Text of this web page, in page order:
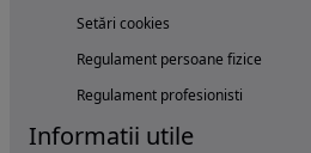
Setări cookies
Regulament persoane fizice
Regulament profesionisti
Informatii utile